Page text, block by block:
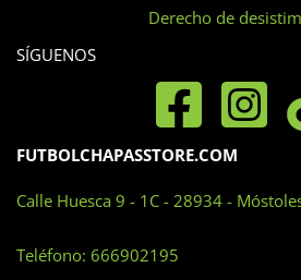
producto
Derecho de
SÍGUENOS
FUTBOLCHAPASSTORE.COM
Calle Huesca 9 - 1C - 28934 -
Teléfono: 666902195